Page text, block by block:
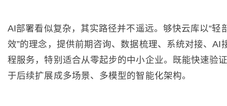
AI部署看似复杂，其实路径并不遥远。够快云库以“轻
效”的理念，提供前期咨询、数据梳理、系统对接、AI
程服务，特别适合从零起步的中小企业。既能快速验
于后续扩展成多场景、多模型的智能化架构。